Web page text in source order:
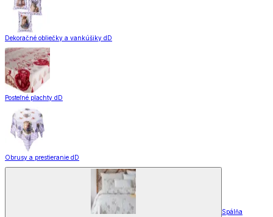
Dekoračné obliečky a vankúšiky dD
Posteľné plachty dD
Obrusy a prestieranie dD
Spálňa